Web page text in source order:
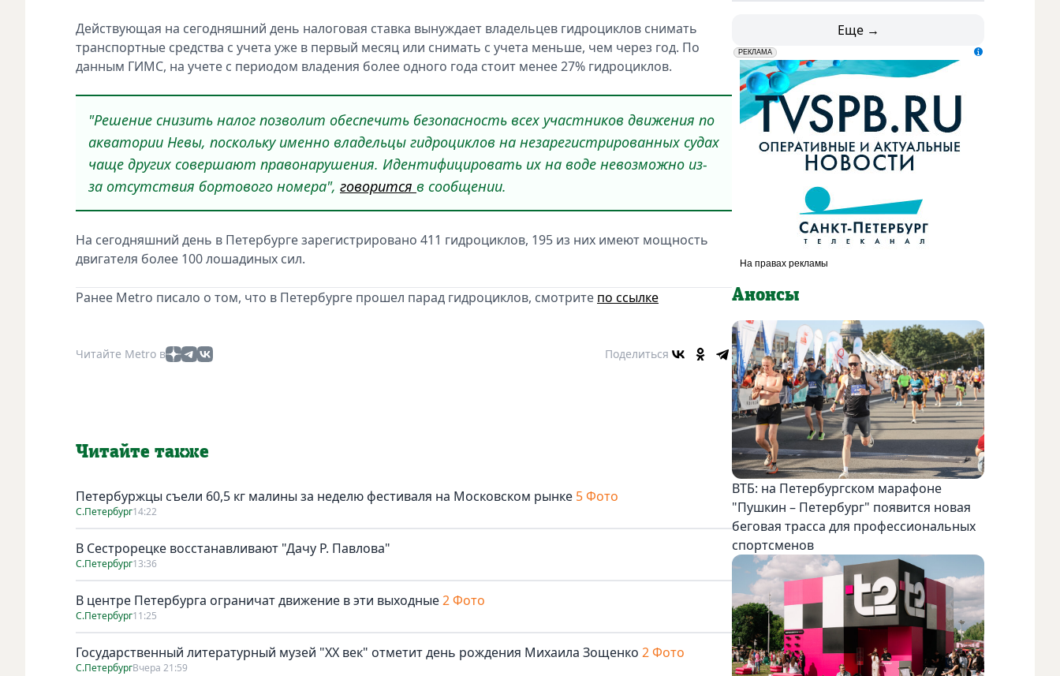
Действующая на сегодняшний день налоговая ставка вынуждает владельцев гидроциклов снимать
транспортные средства с учета уже в первый месяц или снимать с учета меньше, чем через год. По
данным ГИМС, на учете с периодом владения более одного года стоит менее 27% гидроциклов.
"Решение снизить налог позволит обеспечить безопасность всех участников движения по
акватории Невы, поскольку именно владельцы гидроциклов на незарегистрированных судах
чаще других совершают правонарушения. Идентифицировать их на воде невозможно из-
за отсутствия бортового номера", говорится в сообщении.
На сегодняшний день в Петербурге зарегистрировано 411 гидроциклов, 195 из них имеют мощность
двигателя более 100 лошадиных сил.
Ранее Metro писало о том, что в Петербурге прошел парад гидроциклов, смотрите по ссылке
Читайте Metro в Поделиться
Читайте также
Петербуржцы съели 60,5 кг малины за неделю фестиваля на Московском рынке 5 Фото
С.Петербург14:22
В Сестрорецке восстанавливают "Дачу Р. Павлова"
С.Петербург13:36
В центре Петербурга ограничат движение в эти выходные2 Фото
С.Петербург11:25
Государственный литературный музей "ХХ век" отметит день рождения Михаила Зощенко 2 Фото
С.ПетербургВчера 21:59
Еще →
erid: LdtCK5udn
РЕКЛАМА
АО "ГАТР", ИНН: 7841320717
Анонсы
ВТБ: на Петербургском марафоне
"Пушкин – Петербург" появится новая
беговая трасса для профессиональных
спортсменов